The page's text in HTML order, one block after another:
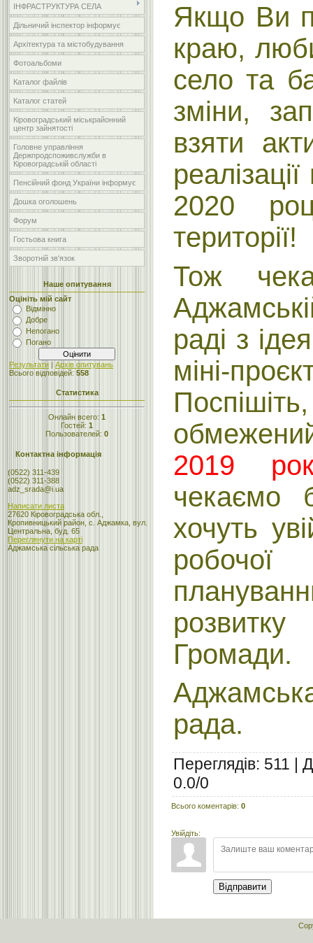
ІНФРАСТРУКТУРА СЕЛА
Дільничий інспектор інформує
Архітектура та містобудування
Фотоальбоми
Каталог файлів
Каталог статей
Кіровоградський міськрайонний
центр зайнятості
Головне управління
Держпродспоживслужби в
Кіровоградській області
Пенсійний фонд України інформує
Дошка оголошень
Форум
Гостьова книга
Зворотній зв'язок
Наше опитування
Оцініть мій сайт
Відмінно
Добре
Непогано
Погано
Результати | Архів опитувань
Всього відповідей: 558
Статистика
Онлайн всего: 1
Гостей: 1
Пользователей: 0
Контактна інформація
(0522) 311-439
(0522) 311-388
adz_srada@i.ua
Написати листа
27620 Кіровоградська обл.,
Кропивницький район, с. Аджамка, вул.
Центральна, буд. 65
Переглянути на карті
Аджамська сільська рада
Якщо Ви
краю,
село та
зміни,
взяти
2020
території!
Тож
раді з
міні-
2019
чекаємо
хочуть
Громади.
рада.
Переглядів: 511 |
0.0/0
Всього коментарів: 0
Увійдіть:
Відправити